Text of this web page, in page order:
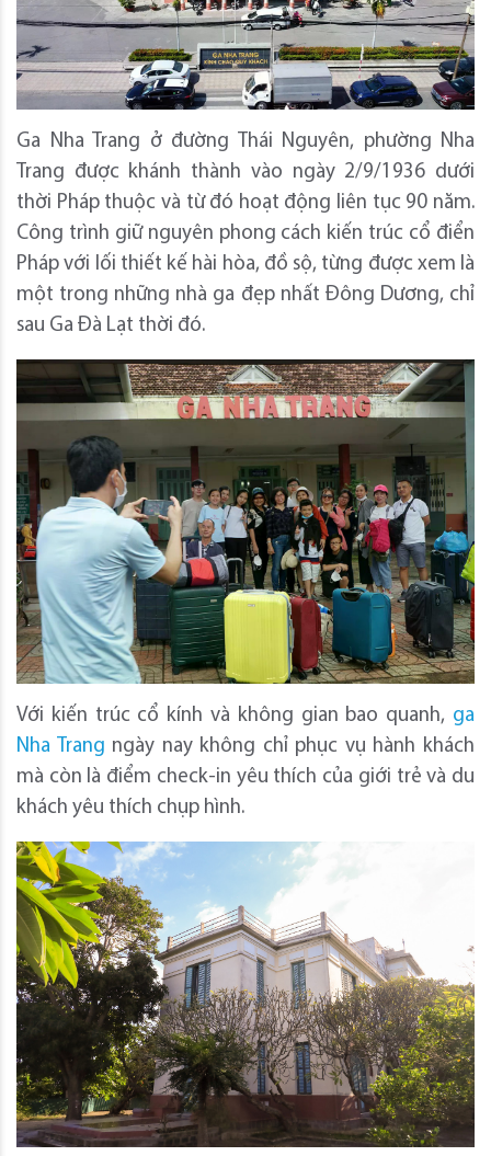
Ga Nha Trang ở đường Thái Nguyên, phường Nha
Trang được khánh thành vào ngày 2/9/1936 dưới
thời Pháp thuộc và từ đó hoạt động liên tục 90 năm.
Công trình giữ nguyên phong cách kiến trúc cổ điển
Pháp với lối thiết kế hài hòa, đồ sộ, từng được xem là
một trong những nhà ga đẹp nhất Đông Dương, chỉ
sau Ga Đà Lạt thời đó.
Với kiến trúc cổ kính và không gian bao quanh, ga
Nha Trang ngày nay không chỉ phục vụ hành khách
mà còn là điểm check-in yêu thích của giới trẻ và du
khách yêu thích chụp hình.